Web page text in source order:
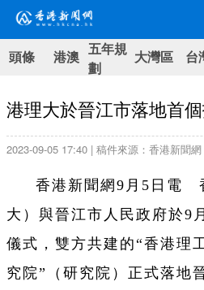
頭條 港澳 五年規
劃
大灣區 台
港理大於晉江市落地首
2023-09-05 17:40 | 稿件來源：香港新聞網
香港新聞網9月5日電
大）與晉江市人民政府於9
儀式，雙方共建的“香港理
究院”（研究院）正式落地